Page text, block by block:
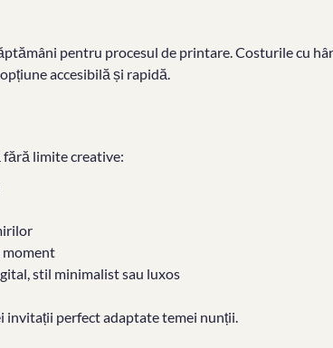
pentru procesul de printare. Costurile cu
accesibilă și rapidă.
limite creative:
moment
stil minimalist sau luxos
perfect adaptate temei nunții.